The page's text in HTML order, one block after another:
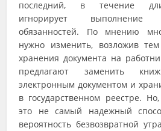
последний, в течение
игнорирует
обязанностей. По мнению
нужно изменить, возложив
хранения документа на
предлагают заменить
электронным документом и
в государственном реестре.
это не самый надежный
вероятность безвозвратной